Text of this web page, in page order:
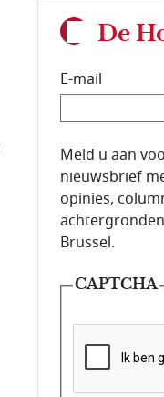
De
E-mail
E-mailadres
Meld u aan
nieuwsbrief
opinies,
Brussel.
CAPTCHA